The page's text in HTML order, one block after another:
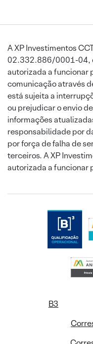
A XP Investimentos
02.332.886/0001-04,
autorizada a funcionar
comunicação através
está sujeita a
ou prejudicar o envio
informações
responsabilidade por
por força de falha de
terceiros. A XP
autorizada a funcionar
B3